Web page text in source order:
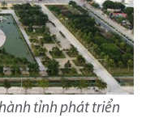
tỉnh phát triển